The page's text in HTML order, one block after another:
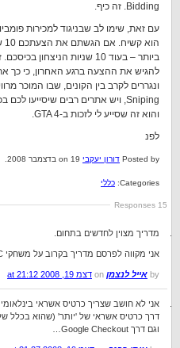
Bidding. זה כיף.
עם זאת, שימו לב שבניגוד למכירות
ביותר – בעוד 10 שניות הניצחון בכיסכם. זאת ועוד,
להגיש את ההצעה ברגע האחרון, כי כך
ונגררים לקרב בין הקונים, שבו המוכר
Sniping, ויש אתרים רבים שיסייעו לכם בכך. אחד חינמי כזה הוא
והוא זה שסייע לי לזכות ב-GTA 4.
לפנ
Posted by דורון יעקבי
Categories: כללי
15 Responses
מדריך מצוין לחדשים בתחום.
אני מקווה לפרסם מדריך בקרוב על משחקי PC מוזלים לקראת חנוכה.
by אייל לנצמן דצמ 19, 2008 at 21:12
אני לא חושב שצריך כרטיס אשראי
וגם דרך Google Checkout…